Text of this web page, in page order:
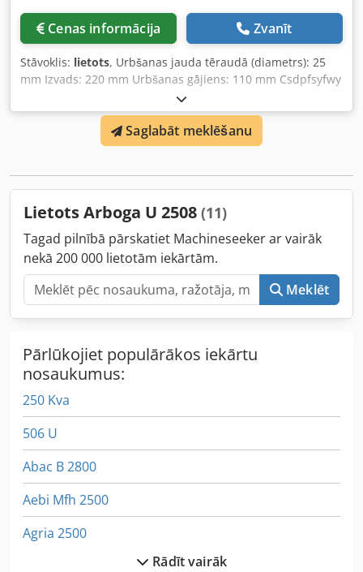
Cenas informācija Zvanīt
Stāvoklis: lietots, Urbšanas jauda tēraudā (diametrs): 25
mm Izvads: 220 mm Urbšanas gājiens: 110 mm Csdpfsyfwy
Rox Af Dorf Patvara: MK 3 MK Galds: 350 mm apaļš
Apgriezieni: 100 - 2080 apgr./min Pievades spriegums: 400
V Kopējais jaudas patēriņš: 0,9 kW Iekārtas svars: apm. 0,2
t Izmēri (G x P x A): 0,8 x 0,6 x 1,9 m
Saglabāt meklēšanu
Lietots Arboga U 2508 (11)
Tagad pilnībā pārskatiet Machineseeker ar vairāk
nekā 200 000 lietotām iekārtām.
Meklēt
Pārlūkojiet populārākos iekārtu
nosaukumus:
250 Kva
506 U
Abac B 2800
Aebi Mfh 2500
Agria 2500
Rādīt vairāk